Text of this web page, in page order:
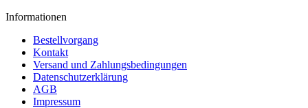
Informationen
Bestellvorgang
Kontakt
Versand und Zahlungsbedingungen
Datenschutzerklärung
AGB
Impressum